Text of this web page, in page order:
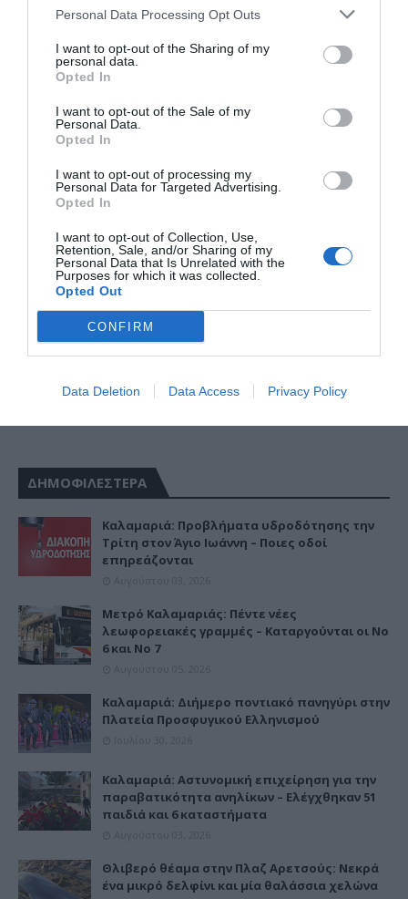
Personal Data Processing Opt Outs
I want to opt-out of the Sharing of my
personal data.
Opted In
I want to opt-out of the Sale of my
Personal Data.
Opted In
I want to opt-out of processing my
Personal Data for Targeted Advertising.
Opted In
I want to opt-out of Collection, Use,
Retention, Sale, and/or Sharing of my
Personal Data that Is Unrelated with the
Purposes for which it was collected.
Opted Out
CONFIRM
Data Deletion Data Access Privacy Policy
ΔΗΜΟΦΙΛΕΣΤΕΡΑ
Καλαμαριά: Προβλήματα υδροδότησης την
Τρίτη στον Άγιο Ιωάννη – Ποιες οδοί
επηρεάζονται
Μετρό Καλαμαριάς: Πέντε νέες
λεωφορειακές γραμμές – Καταργούνται οι Νο
6 και Νο 7
Καλαμαριά: Διήμερο ποντιακό πανηγύρι στην
Πλατεία Προσφυγικού Ελληνισμού
Καλαμαριά: Αστυνομική επιχείρηση για την
παραβατικότητα ανηλίκων – Ελέγχθηκαν 51
παιδιά και 6 καταστήματα
Θλιβερό θέαμα στην Πλαζ Αρετσούς: Νεκρά
ένα μικρό δελφίνι και μία θαλάσσια χελώνα